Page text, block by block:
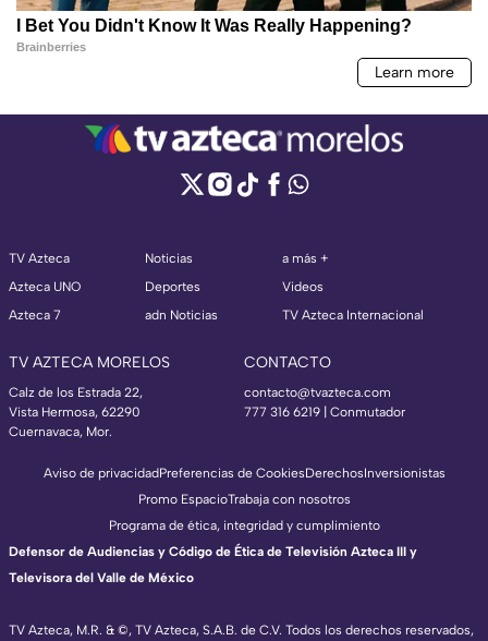
TV Azteca
Azteca UNO
Azteca 7
Noticias
Deportes
adn Noticias
a más +
Videos
TV Azteca Internacional
TV AZTECA MORELOS
Calz de los Estrada 22,
Vista Hermosa, 62290
Cuernavaca, Mor.
CONTACTO
contacto@tvazteca.com
777 316 6219 | Conmutador
TV Azteca, M.R. & ©, TV Azteca, S.A.B. de C.V. Todos los derechos reservados,
Aviso de privacidadPreferencias de CookiesDerechosInversionistas
Promo EspacioTrabaja con nosotros
Programa de ética, integridad y cumplimiento
Defensor de Audiencias y Código de Ética de Televisión Azteca III y
Televisora del Valle de México